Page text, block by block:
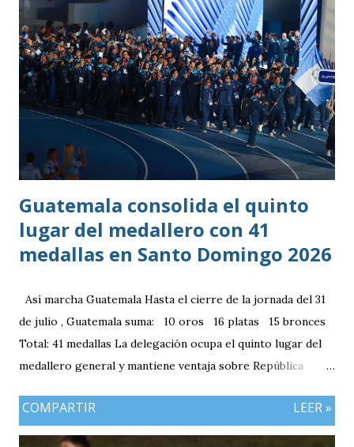
Guatemala consolida el quinto
lugar del medallero con 41
medallas en Santo Domingo 2026
Así marcha Guatemala Hasta el cierre de la jornada del 31
de julio , Guatemala suma: 10 oros 16 platas 15 bronces
Total: 41 medallas La delegación ocupa el quinto lugar del
medallero general y mantiene ventaja sobre República
plata, aunque ambos países registran el mismo número de
oros (10).
COMPARTIR LEER »